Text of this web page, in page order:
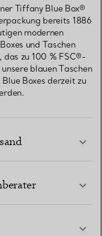
Tiffany Blue Box®
bereits 1886
modernen
und Taschen
das zu 100 % FSC®-
blauen Taschen
Boxes derzeit zu